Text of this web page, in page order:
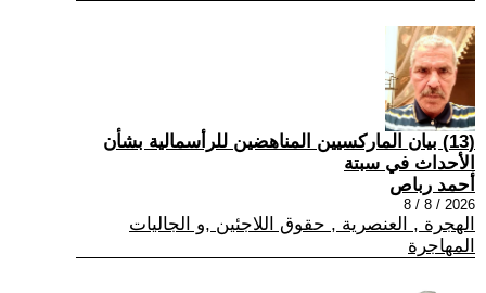
(13) بيان الماركسيين المناهضين للرأسمالية بشأن
الأحداث في سبتة
أحمد رباص
2026 / 8 / 8
الهجرة , العنصرية , حقوق اللاجئين ,و الجاليات
المهاجرة